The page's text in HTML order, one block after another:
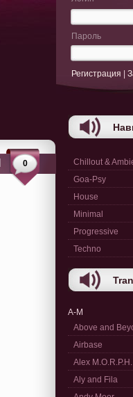
0
Пароль
Регистрация
Chillout &
Goa-Psy
House
Minimal
Progressive
Techno
A-M
Above and
Airbase
Alex M.O.R.P.H.
Aly and Fila